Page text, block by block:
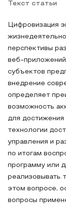
Текст статьи
Цифровизация
перспективы
веб-приложений
субъектов
внедрение
определяет
возможность
для достижения
технологии
управления и
по итогам
программу или
реализовывать
этом вопросе,
вопросы